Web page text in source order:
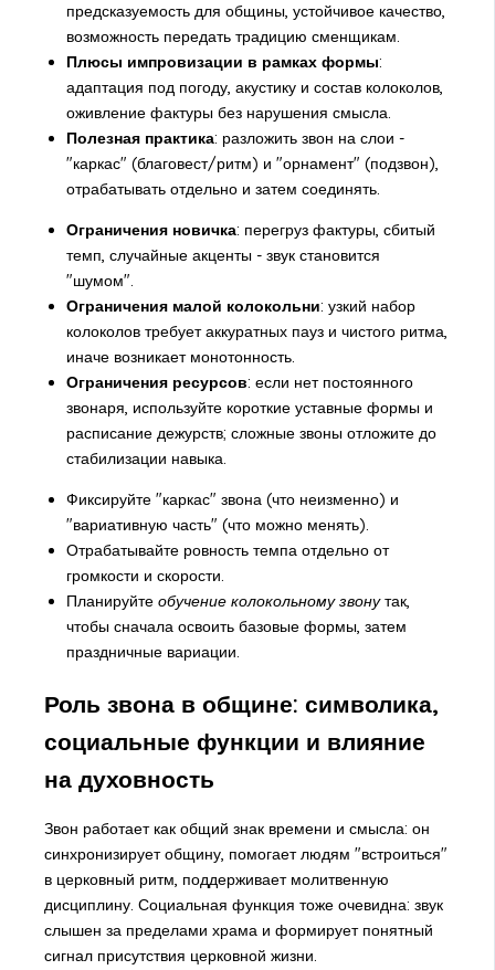
предсказуемость для общины, устойчивое качество,
возможность передать традицию сменщикам.
Плюсы импровизации в рамках формы:
адаптация под погоду, акустику и состав колоколов,
оживление фактуры без нарушения смысла.
Полезная практика: разложить звон на слои -
"каркас" (благовест/ритм) и "орнамент" (подзвон),
отрабатывать отдельно и затем соединять.
Ограничения новичка: перегруз фактуры, сбитый
темп, случайные акценты - звук становится
"шумом".
Ограничения малой колокольни: узкий набор
колоколов требует аккуратных пауз и чистого ритма,
иначе возникает монотонность.
Ограничения ресурсов: если нет постоянного
звонаря, используйте короткие уставные формы и
расписание дежурств; сложные звоны отложите до
стабилизации навыка.
Фиксируйте "каркас" звона (что неизменно) и
"вариативную часть" (что можно менять).
Отрабатывайте ровность темпа отдельно от
громкости и скорости.
Планируйте обучение колокольному звонутак,
чтобы сначала освоить базовые формы, затем
праздничные вариации.
Роль звона в общине: символика,
социальные функции и влияние
на духовность
Звон работает как общий знак времени и смысла: он
синхронизирует общину, помогает людям "встроиться"
в церковный ритм, поддерживает молитвенную
дисциплину. Социальная функция тоже очевидна: звук
слышен за пределами храма и формирует понятный
сигнал присутствия церковной жизни.